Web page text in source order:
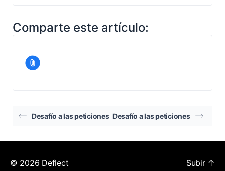
Comparte este artículo:
Desafío a las peticiones Desafío a las peticiones
© 2026 Deflect Subir ↑